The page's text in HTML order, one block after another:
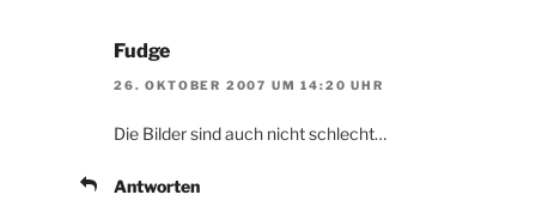
Fudge
26. OKTOBER 2007 UM 14:20 UHR
Die Bilder sind auch nicht schlecht…
Antworten